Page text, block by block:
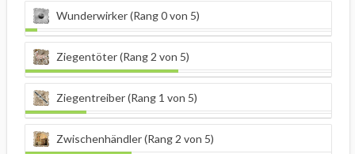
Wunderwirker (Rang 0 von 5)
Ziegentöter (Rang 2 von 5)
Ziegentreiber (Rang 1 von 5)
Zwischenhändler (Rang 2 von 5)